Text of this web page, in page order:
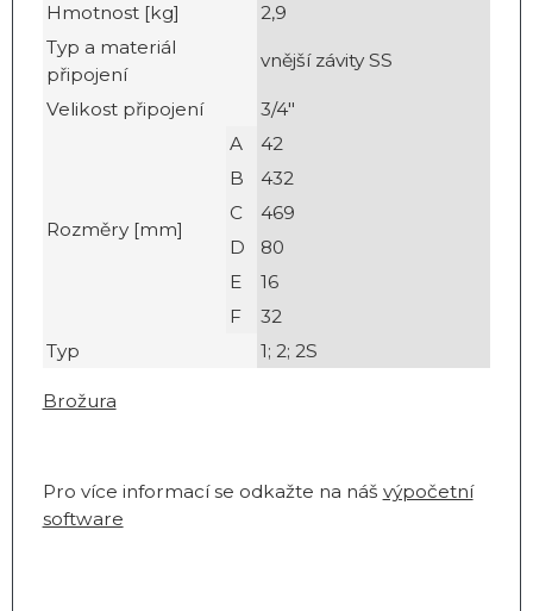
Hmotnost [kg]
2,9
Typ a materiál
připojení
vnější závity SS
Velikost připojení 3/4"
Rozměry [mm]
A
42
B
432
C
469
D
80
E
16
F
32
Typ
1; 2; 2S
Brožura
Pro více informací se odkažte na náš výpočetní
software